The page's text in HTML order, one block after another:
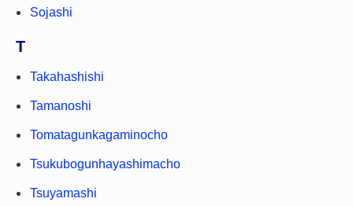
Sojashi
T
Takahashishi
Tamanoshi
Tomatagunkagaminocho
Tsukubogunhayashimacho
Tsuyamashi